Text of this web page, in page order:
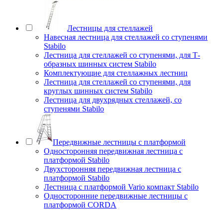
Лестницы для стеллажей
Навесная лестница для стеллажей со ступенями
Stabilo
Лестница для стеллажей со ступенями, для Т-
образных шинных систем Stabilo
Комплектующие для стеллажных лестниц
Лестница для стеллажей со ступенями, для
круглых шинных систем Stabilo
Лестница для двухрядных стеллажей, со
ступенями Stabilo
Передвижные лестницы с платформой
Односторонняя передвижная лестница с
платформой Stabilo
Двухсторонняя передвижная лестница с
платформой Stabilo
Лестница с платформой Vario компакт Stabilo
Односторонние передвижные лестницы с
платформой CORDA